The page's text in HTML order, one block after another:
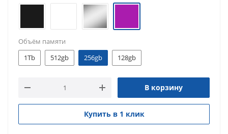
Объём памяти
1Tb
512gb 256gb 128gb
В корзину
Купить в 1 клик